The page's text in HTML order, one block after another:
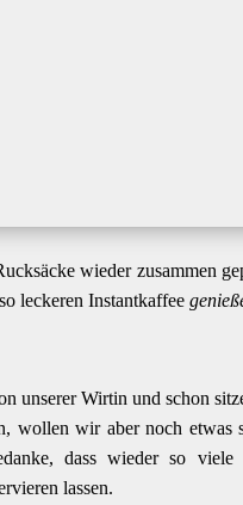
wieder zusammen
leckeren Instantkaffee
unserer Wirtin und schon
wollen wir aber noch
dass wieder so
lassen.